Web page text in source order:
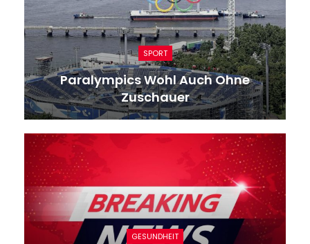
SPORT
Paralympics Wohl Auch Ohne
Zuschauer
GESUNDHEIT